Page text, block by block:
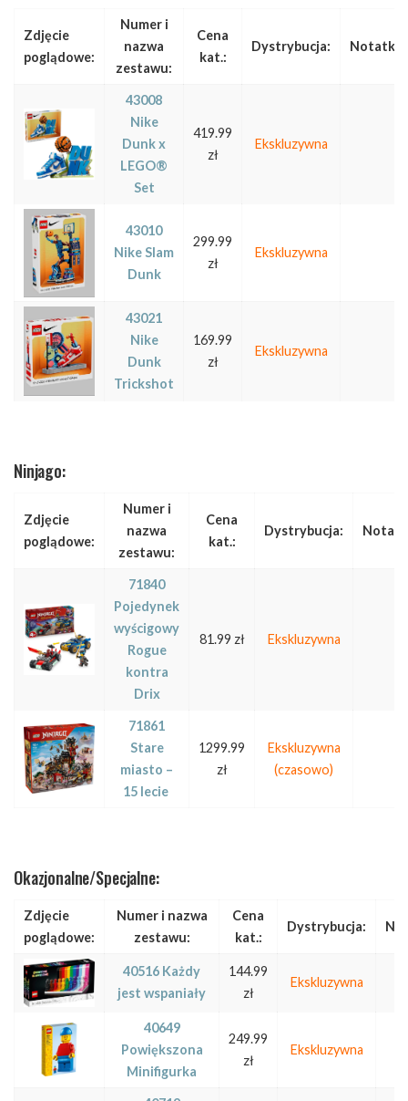
Zdjęcie
poglądowe:
Numer i
nazwa
zestawu:
Cena
kat.:
Dystrybucja: Notatka:
43008
Nike
Dunk x
LEGO®
Set
419.99
zł
Ekskluzywna
43010
Nike Slam
Dunk
299.99
zł
Ekskluzywna
43021
Nike
Dunk
Trickshot
169.99
zł
Ekskluzywna
Ninjago:
Zdjęcie
poglądowe:
Numer i
nazwa
zestawu:
Cena
kat.:
Dystrybucja:
71840
Pojedynek
wyścigowy
Rogue
kontra
Drix
81.99 zł Ekskluzywna
71861
Stare
miasto –
15 lecie
1299.99
zł
Ekskluzywna
(czasowo)
Okazjonalne/Specjalne:
Zdjęcie
poglądowe:
Numer i nazwa
zestawu:
Cena
kat.:
Dystrybucja:
40516 Każdy
jest wspaniały
144.99
zł
Ekskluzywna
40649
Powiększona
Minifigurka
249.99
zł
Ekskluzywna